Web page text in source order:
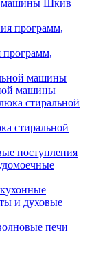
Шкив
программ,
машины
стиральной
поступления
и духовые
печи